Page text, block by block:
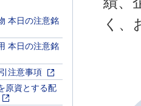
本日の注意銘
本日の注意銘
注意事項
原資とする配
く、